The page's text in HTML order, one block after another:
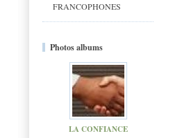
FRANCOPHONES
Photos albums
LA CONFIANCE